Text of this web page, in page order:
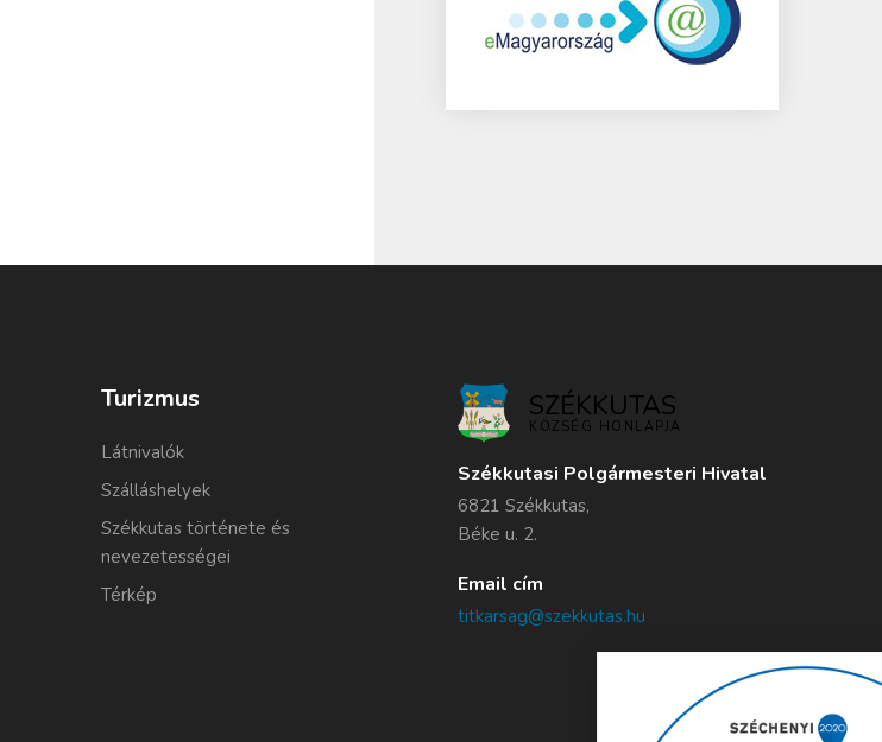
Turizmus
Látnivalók
Szálláshelyek
Székkutas története és
nevezetességei
Térkép
SZÉKKUTAS
KÖZSÉG HONLAPJA
Székkutasi Polgármesteri Hivatal
6821 Székkutas,
Béke u. 2.
Email cím
titkarsag@szekkutas.hu